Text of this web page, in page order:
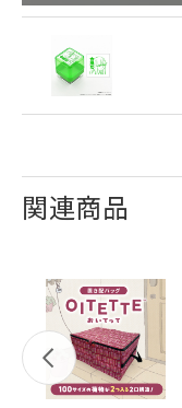
関連商品